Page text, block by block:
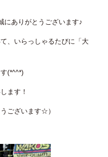
にありがとうございます♪
、いらっしゃるたびに「大
(*^^*)
ます！
ございます☆）